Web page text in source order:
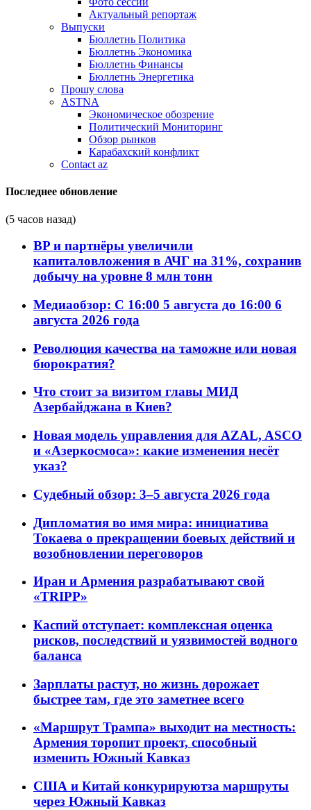
Актуальный репортаж
Выпуски
Бюллетнь Политика
Бюллетнь Экономика
Бюллетнь Финансы
Бюллетнь Энергетика
Прошу слова
ASTNA
Экономическое обозрение
Политический Мониторинг
Обзор рынков
Карабахский конфликт
Contact az
Последнее обновление
(5 часов назад)
BP и партнёры увеличили
капиталовложения в АЧГ на 31%, сохранив
добычу на уровне 8 млн тонн
Медиаобзор: С 16:00 5 августа до 16:00 6
августа 2026 года
Революция качества на таможне или новая
бюрократия?
Что стоит за визитом главы МИД
Азербайджана в Киев?
Новая модель управления для AZAL, ASCO
и «Азеркосмоса»: какие изменения несёт
указ?
Судебный обзор: 3–5 августа 2026 года
Дипломатия во имя мира: инициатива
Токаева о прекращении боевых действий и
возобновлении переговоров
Иран и Армения разрабатывают свой
«TRIPP»
Каспий отступает: комплексная оценка
рисков, последствий и уязвимостей водного
баланса
Зарплаты растут, но жизнь дорожает
быстрее там, где это заметнее всего
«Маршрут Трампа» выходит на местность:
Армения торопит проект, способный
изменить Южный Кавказ
США и Китай конкурируютза маршруты
через Южный Кавказ